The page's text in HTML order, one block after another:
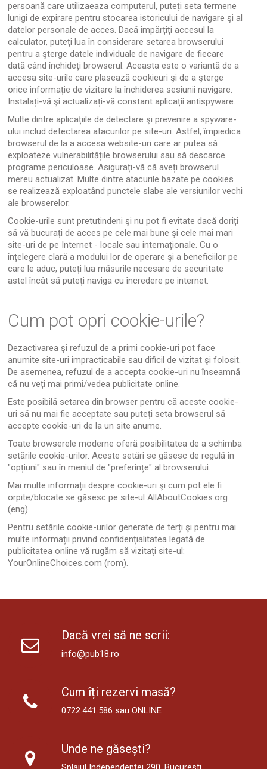
persoană care utilizaeaza computerul, puteți seta termene
lunigi de expirare pentru stocarea istoricului de navigare şi al
datelor personale de acces. Dacă împărțiți accesul la
calculator, puteți lua în considerare setarea browserului
pentru a şterge datele individuale de navigare de fiecare
dată când închideți browserul. Aceasta este o variantă de a
accesa site-urile care plasează cookieuri şi de a şterge
orice informație de vizitare la închiderea sesiunii navigare.
Instalați-vă şi actualizați-vă constant aplicații antispyware.
Multe dintre aplicațiile de detectare şi prevenire a spyware-
ului includ detectarea atacurilor pe site-uri. Astfel, împiedica
browserul de la a accesa website-uri care ar putea să
exploateze vulnerabilitățile browserului sau să descarce
programe periculoase. Asigurați-vă că aveți browserul
mereu actualizat. Multe dintre atacurile bazate pe cookies
se realizează exploatând punctele slabe ale versiunilor vechi
ale browserelor.
Cookie-urile sunt pretutindeni şi nu pot fi evitate dacă doriți
să vă bucurați de acces pe cele mai bune şi cele mai mari
site-uri de pe Internet - locale sau internaționale. Cu o
înțelegere clară a modului lor de operare şi a beneficiilor pe
care le aduc, puteți lua măsurile necesare de securitate
astel încât să puteți naviga cu încredere pe internet.
Cum pot opri cookie-urile?
Dezactivarea şi refuzul de a primi cookie-uri pot face
anumite site-uri impracticabile sau dificil de vizitat şi folosit.
De asemenea, refuzul de a accepta cookie-uri nu înseamnă
că nu veți mai primi/vedea publicitate online.
Este posibilă setarea din browser pentru că aceste cookie-
uri să nu mai fie acceptate sau puteți seta browserul să
accepte cookie-uri de la un site anume.
Toate browserele moderne oferă posibilitatea de a schimba
setările cookie-urilor. Aceste setări se găsesc de regulă în
"opțiuni" sau în meniul de "preferințe" al browserului.
Mai multe informații despre cookie-uri şi cum pot ele fi
orpite/blocate se găsesc pe site-ul AllAboutCookies.org
(eng).
Pentru setările cookie-urilor generate de terți şi pentru mai
multe informații privind confidențialitatea legată de
publicitatea online vă rugăm să vizitați site-ul:
YourOnlineChoices.com (rom).
Dacă vrei să ne scrii:
info@pub18.ro
Cum îți rezervi masă?
0722.441.586 sauONLINE
Unde ne găsești?